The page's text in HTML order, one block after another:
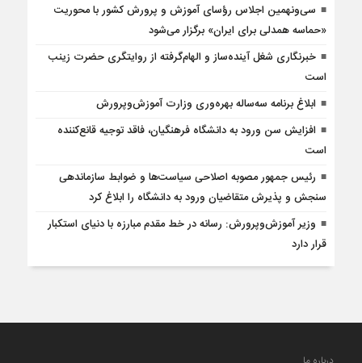
سی‌ونهمین اجلاس رؤسای آموزش و پرورش کشور با محوریت
«حماسه همدلی برای ایران» برگزار می‌شود
خبرنگاری شغل آینده‌ساز و الهام‌گرفته از روایتگری حضرت زینب
است
ابلاغ برنامه سه‌ساله بهره‌وری وزارت آموزش‌وپرورش
افزایش سن ورود به دانشگاه فرهنگیان، فاقد توجیه قانع‌کننده
است
رئیس جمهور مصوبه اصلاحی سیاست‌ها و ضوابط سازماندهی
سنجش و پذیرش متقاضیان ورود به دانشگاه را ابلاغ کرد
وزیر آموزش‌وپرورش: رسانه در خط مقدم مبارزه با دنیای استکبار
قرار دارد